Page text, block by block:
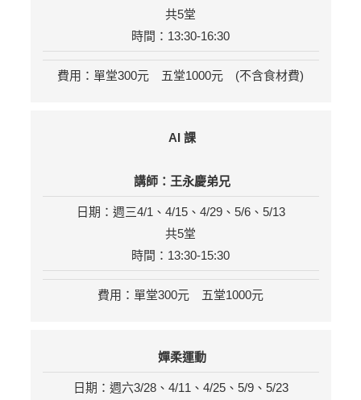
共5堂
時間：13:30-16:30
費用：單堂300元 五堂1000元 (不含食材費)
AI 課
講師：王永慶弟兄
日期：週三4/1、4/15、4/29、5/6、5/13
共5堂
時間：13:30-15:30
費用：單堂300元 五堂1000元
嬋柔運動
日期：週六3/28、4/11、4/25、5/9、5/23